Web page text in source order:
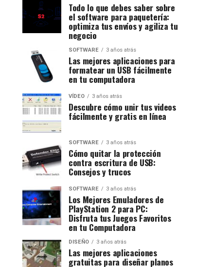
Todo lo que debes saber sobre
el software para paquetería:
optimiza tus envíos y agiliza tu
negocio
SOFTWARE 3 años atrás
Las mejores aplicaciones para
formatear un USB fácilmente
en tu computadora
VÍDEO 3 años atrás
Descubre cómo unir tus videos
fácilmente y gratis en línea
SOFTWARE 3 años atrás
Cómo quitar la protección
contra escritura de USB:
Consejos y trucos
SOFTWARE 3 años atrás
Los Mejores Emuladores de
PlayStation 2 para PC:
Disfruta tus Juegos Favoritos
en tu Computadora
DISEÑO 3 años atrás
Las mejores aplicaciones
gratuitas para diseñar planos